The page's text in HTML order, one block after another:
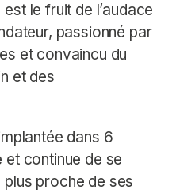
le fruit de l’audace
passionné par
et convaincu du
et des
dans 6
et continue de se
proche de ses